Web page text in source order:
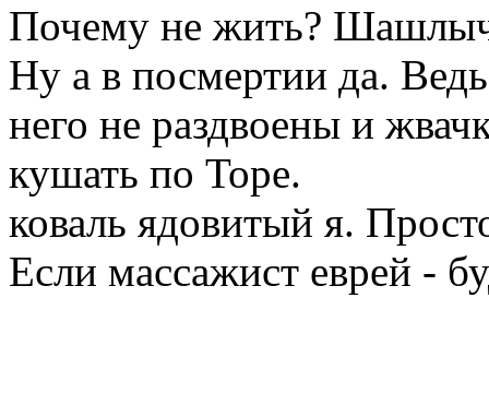
Почему не жить?
Ну а в посмертии да.
него не раздвоены и
кушать по Торе.
коваль ядовитый я.
Если массажист еврей -